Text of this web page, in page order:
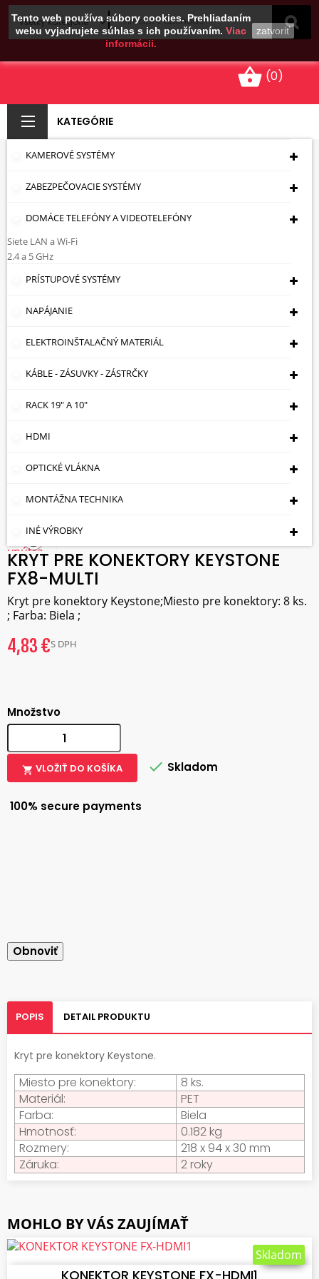
Tento web používa súbory cookies. Prehliadaním
webu vyjadrujete súhlas s ich používaním. Viac
informácii.
zatvoriť
shopping_basket (0)
KATEGÓRIE
KAMEROVÉ SYSTÉMY
ZABEZPEČOVACIE SYSTÉMY
DOMÁCE TELEFÓNY A VIDEOTELEFÓNY
Siete LAN a Wi-Fi
2.4 a 5 GHz
PRÍSTUPOVÉ SYSTÉMY
NAPÁJANIE
ELEKTROINŠTALAČNÝ MATERIÁL
KÁBLE - ZÁSUVKY - ZÁSTRČKY
RACK 19" A 10"
HDMI
OPTICKÉ VLÁKNA
MONTÁŽNA TECHNIKA
INÉ VÝROBKY
KRYT PRE KONEKTORY
KEYSTONE FX8-MULTI
Úvodná Stránka
Káble - Zásuvky - Zástrčky
Konektory A Príslušenstvo KEYSTONE
KRYT PRE KONEKTORY KEYSTONE FX8-MULTI
KRYT PRE KONEKTORY KEYSTONE
FX8-MULTI
Kryt pre konektory Keystone;Miesto pre konektory: 8 ks.
; Farba: Biela ;
4,83 €S DPH
Množstvo
 VLOŽIŤ DO KOŠÍKA  Skladom
100% secure payments
POPIS DETAIL PRODUKTU
Kryt pre konektory Keystone.
Miesto pre konektory:
8 ks.
Materiál:
PET
Farba:
Biela
Hmotnosť:
0.182 kg
Rozmery:
218 x 94 x 30 mm
Záruka:
2 roky
MOHLO BY VÁS ZAUJÍMAŤ
VLOŽIŤ DO KOŠÍKA
KONEKTOR KEYSTONE FX-HDMI1
Skladom